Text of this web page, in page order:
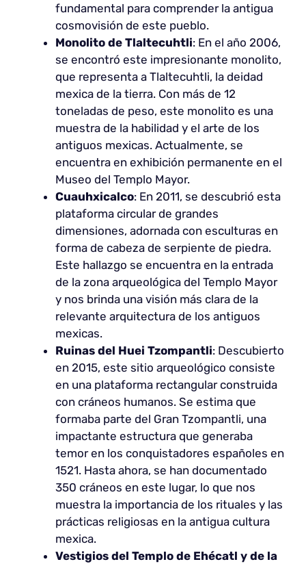
fundamental para comprender la antigua
cosmovisión de este pueblo.
Monolito de Tlaltecuhtli: En el año 2006,
se encontró este impresionante monolito,
que representa a Tlaltecuhtli, la deidad
mexica de la tierra. Con más de 12
toneladas de peso, este monolito es una
muestra de la habilidad y el arte de los
antiguos mexicas. Actualmente, se
encuentra en exhibición permanente en el
Museo del Templo Mayor.
Cuauhxicalco: En 2011, se descubrió esta
plataforma circular de grandes
dimensiones, adornada con esculturas en
forma de cabeza de serpiente de piedra.
Este hallazgo se encuentra en la entrada
de la zona arqueológica del Templo Mayor
y nos brinda una visión más clara de la
relevante arquitectura de los antiguos
mexicas.
Ruinas del Huei Tzompantli: Descubierto
en 2015, este sitio arqueológico consiste
en una plataforma rectangular construida
con cráneos humanos. Se estima que
formaba parte del Gran Tzompantli, una
impactante estructura que generaba
temor en los conquistadores españoles en
1521. Hasta ahora, se han documentado
350 cráneos en este lugar, lo que nos
muestra la importancia de los rituales y las
prácticas religiosas en la antigua cultura
mexica.
Vestigios del Templo de Ehécatl y de la